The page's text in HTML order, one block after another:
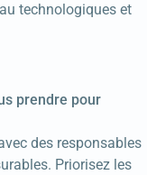
technologiques et
prendre pour
des responsables
Priorisez les